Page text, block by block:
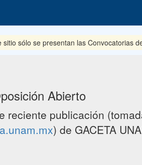
se presentan las Convocatorias del
Abierto
reciente publicación
) de GACETA